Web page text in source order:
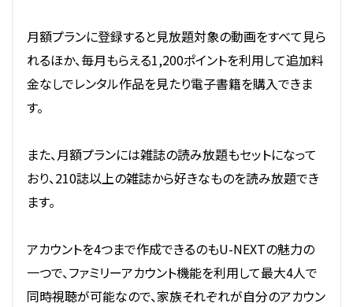
月額プランに登録すると見放題対象の動画をすべて見ら
れるほか、毎月もらえる1,200ポイントを利用して追加料
金なしでレンタル作品を見たり電子書籍を購入できま
す。
また、月額プランには雑誌の読み放題もセットになって
おり、210誌以上の雑誌から好きなものを読み放題でき
ます。
アカウントを4つまで作成できるのもU-NEXTの魅力の
一つで、ファミリーアカウント機能を利用して最大4人で
同時視聴が可能なので、家族それぞれが自分のアカウン